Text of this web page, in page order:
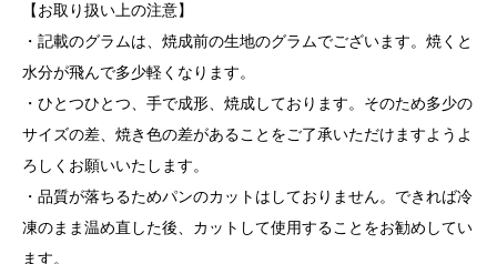
【お取り扱い上の注意】
・記載のグラムは、焼成前の生地のグラムでございます。焼くと
水分が飛んで多少軽くなります。
・ひとつひとつ、手で成形、焼成しております。そのため多少の
サイズの差、焼き色の差があることをご了承いただけますようよ
ろしくお願いいたします。
・品質が落ちるためパンのカットはしておりません。できれば冷
凍のまま温め直した後、カットして使用することをお勧めしてい
ます。